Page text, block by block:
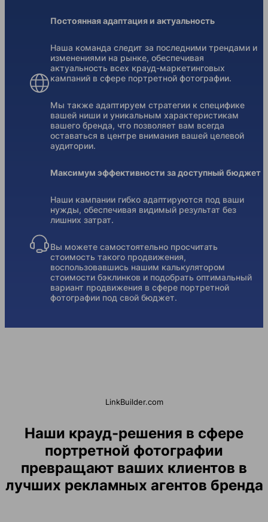
Постоянная адаптация и актуальность
Наша команда следит за последними трендами и
изменениями на рынке, обеспечивая
актуальность всех крауд-маркетинговых
кампаний в сфере портретной фотографии.
Мы также адаптируем стратегии к специфике
вашей ниши и уникальным характеристикам
вашего бренда, что позволяет вам всегда
оставаться в центре внимания вашей целевой
аудитории.
Максимум эффективности за доступный бюджет
Наши кампании гибко адаптируются под ваши
нужды, обеспечивая видимый результат без
лишних затрат.
Вы можете самостоятельно просчитать
стоимость такого продвижения,
воспользовавшись нашим калькулятором
стоимости бэклинков и подобрать оптимальный
вариант продвижения в сфере портретной
фотографии под свой бюджет.
LinkBuilder.com
Наши крауд-решения в сфере
портретной фотографии
превращают ваших клиентов в
лучших рекламных агентов бренда